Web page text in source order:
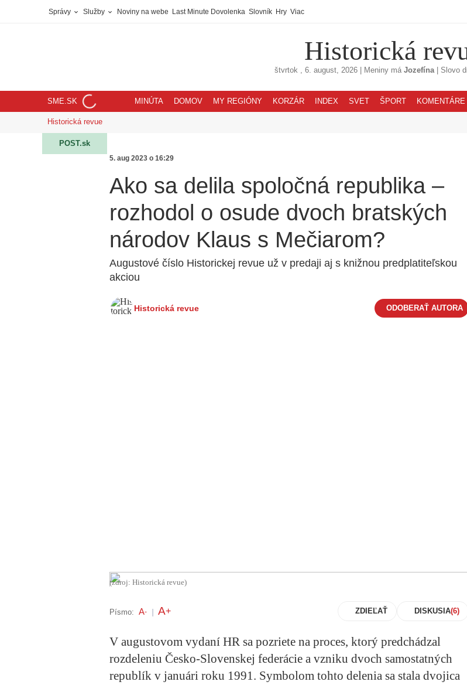
Správy Služby Noviny na webe Last Minute Dovolenka Slovník Hry Viac
Historická
štvrtok , 6. august, 2026| Meniny má Jozefína| Slovo
SME.SK MINÚTA DOMOV MY REGIÓNY KORZÁR INDEX SVET ŠPORT KOMENTÁRE
Historická revue
POST.sk
5. aug 2023 o 16:29
Ako sa delila spoločná republika –
rozhodol o osude dvoch bratských
národov Klaus s Mečiarom?
Augustové číslo Historickej revue už v predaji aj s knižnou predplatiteľskou
akciou
Historická revue
(zdroj: Historická revue)
Písmo: A- A+ ZDIEĽAŤ DISKUSIA
V augustovom vydaní HR sa pozriete na proces, ktorý predchádzal
rozdeleniu Česko-Slovenskej federácie a vzniku dvoch samostatných
republík v januári roku 1991. Symbolom tohto delenia sa stala dvojica